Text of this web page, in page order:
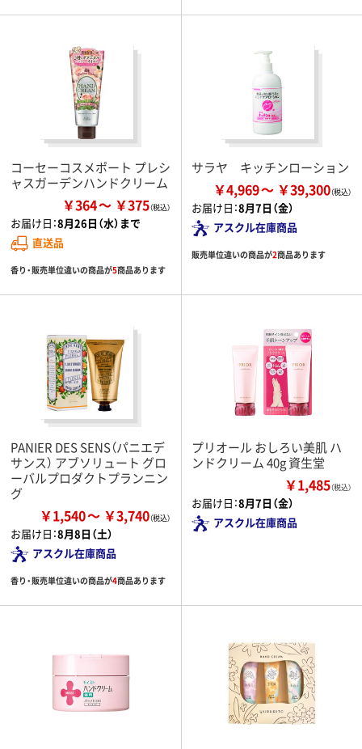
コーセーコスメポート プレシ
ャスガーデンハンドクリーム
￥364 ￥375
お届け日：8月26日（水）まで
直送品
香り・販売単位違いの商品が5商品あります
サラヤ キッチンローション
￥4,969 ￥39,300
お届け日：8月7日（金）
アスクル在庫商品
販売単位違いの商品が2商品あります
PANIER DES SENS（パニエデ
サンス） アブソリュート グロ
ーバルプロダクトプランニン
グ
￥1,540 ￥3,740
お届け日：8月8日（土）
アスクル在庫商品
香り・販売単位違いの商品が4商品あります
プリオール おしろい美肌 ハ
ンドクリーム 40g 資生堂
￥1,485（税込）
お届け日：8月7日（金）
アスクル在庫商品